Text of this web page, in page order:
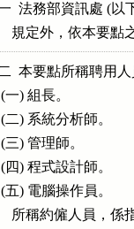
法務部資訊處 (以
規定外，依本要點
二  本要點所稱聘用
(一) 組長。
(二) 系統分析師。
(三) 管理師。
(四) 程式設計師。
(五) 電腦操作員。
所稱約僱人員，係